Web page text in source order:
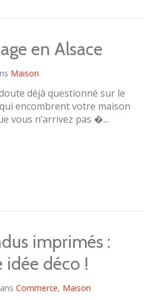
en Alsace
Maison
déjà questionné sur le
encombrent votre maison
vous n’arrivez pas �...
imprimés :
idée déco !
Commerce, Maison